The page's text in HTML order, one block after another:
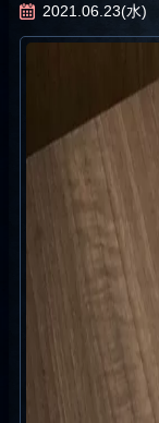
2021.06.23(水)